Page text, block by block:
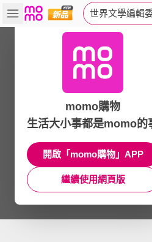
世界文學編輯
momo購物
生活大小事都是momo的
開啟「momo購物」APP
繼續使用網頁版